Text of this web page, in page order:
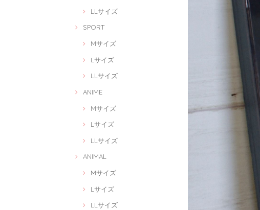
LLサイズ
SPORT
Mサイズ
Lサイズ
LLサイズ
ANIME
Mサイズ
Lサイズ
LLサイズ
ANIMAL
Mサイズ
Lサイズ
LLサイズ